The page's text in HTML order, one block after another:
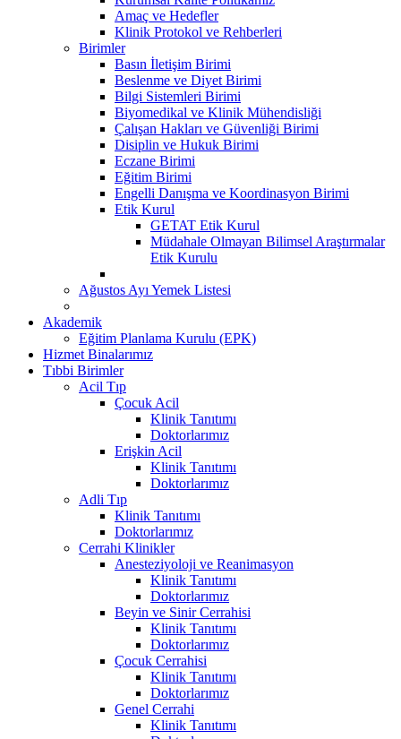
Amaç ve Hedefler
Klinik Protokol ve Rehberleri
Birimler
Basın İletişim Birimi
Beslenme ve Diyet Birimi
Bilgi Sistemleri Birimi
Biyomedikal ve Klinik Mühendisliği
Çalışan Hakları ve Güvenliği Birimi
Disiplin ve Hukuk Birimi
Eczane Birimi
Eğitim Birimi
Engelli Danışma ve Koordinasyon Birimi
Etik Kurul
GETAT Etik Kurul
Müdahale Olmayan Bilimsel Araştırmalar
Etik Kurulu
Ağustos Ayı Yemek Listesi
Akademik
Eğitim Planlama Kurulu (EPK)
Hizmet Binalarımız
Tıbbi Birimler
Acil Tıp
Çocuk Acil
Klinik Tanıtımı
Doktorlarımız
Erişkin Acil
Klinik Tanıtımı
Doktorlarımız
Adli Tıp
Klinik Tanıtımı
Doktorlarımız
Cerrahi Klinikler
Anesteziyoloji ve Reanimasyon
Klinik Tanıtımı
Doktorlarımız
Beyin ve Sinir Cerrahisi
Klinik Tanıtımı
Doktorlarımız
Çocuk Cerrahisi
Klinik Tanıtımı
Doktorlarımız
Genel Cerrahi
Klinik Tanıtımı